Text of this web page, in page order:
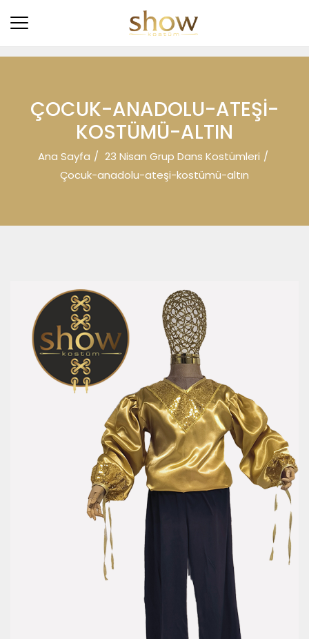
ÇOCUK-ANADOLU-ATEŞI-
KOSTÜMÜ-ALTIN
Ana Sayfa
23 Nisan Grup Dans Kostümleri
Çocuk-anadolu-ateşi-kostümü-altın